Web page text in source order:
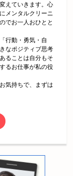
えていきます。心
メンタルクリーニ
でお一人おひとと
行動・勇気・自
なポジティブ思考
ることは自分もそ
るお仕事が私の役
気持ちで、まずは